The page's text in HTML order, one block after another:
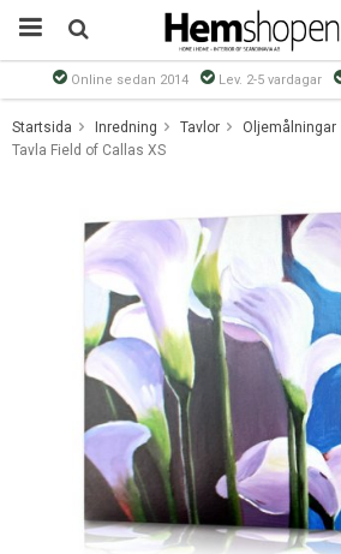
Online sedan 2014 Lev. 2-5 vardagar
Startsida Inredning Tavlor Oljemålningar
Tavla Field of Callas XS